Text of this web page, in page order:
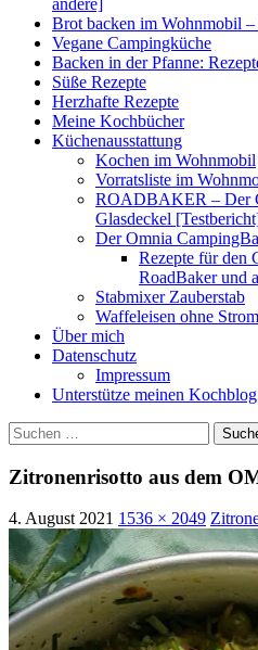
Brot backen im Wohnmobil –
Vegane Campingküche
Backen in der Pfanne:
Süße Rezepte
Herzhafte Rezepte
Meine Kochbücher
Küchenausstattung
Kochen im Wohnmobil
Vorratsliste im
ROADBAKER – Der
Glasdeckel
Der Omnia
Rezepte für den
RoadBaker und
Stabmixer Zauberstab
Waffeleisen ohne Strom
Über mich
Datenschutz
Impressum
Unterstütze meinen
Suchen
nach:
Zitronenrisotto aus dem
4. August 2021 1536 × 2049